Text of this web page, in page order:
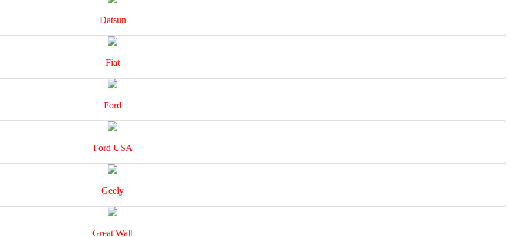
Datsun
Fiat
Ford
Ford USA
Geely
Great Wall